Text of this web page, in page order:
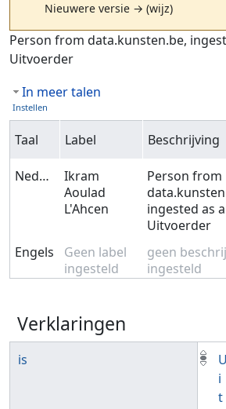
Nieuwere versie → (wijz)
Ga naar:navigatie,zoeken
Person from data.kunsten.be,
Uitvoerder
In meer talen
Instellen
Taal Label Beschrijving
Nederlands
Ikram
Aoulad
L'Ahcen
Person from
ingested as
Uitvoerder
Engels
Geen label
ingesteld
geen
ingesteld
Verklaringen
is
U
i
t